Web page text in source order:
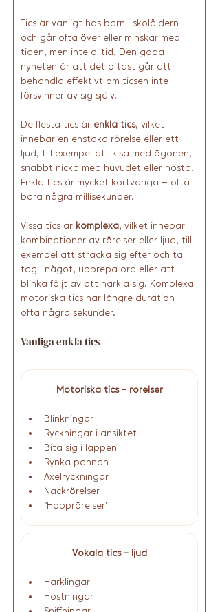
Tics är vanligt hos barn i skolåldern
och går ofta över eller minskar med
tiden, men inte alltid. Den goda
nyheten är att det oftast går att
behandla effektivt om ticsen inte
försvinner av sig själv.
De flesta tics är enkla tics, vilket
innebär en enstaka rörelse eller ett
ljud, till exempel att kisa med ögonen,
snabbt nicka med huvudet eller hosta.
Enkla tics är mycket kortvariga – ofta
bara några millisekunder.
Vissa tics är komplexa, vilket innebär
kombinationer av rörelser eller ljud, till
exempel att sträcka sig efter och ta
tag i något, upprepa ord eller att
blinka följt av att harkla sig. Komplexa
motoriska tics har längre duration –
ofta några sekunder.
Vanliga enkla tics
Motoriska tics - rörelser
Blinkningar
Ryckningar i ansiktet
Bita sig i läppen
Rynka pannan
Axelryckningar
Nackrörelser
“Hopprörelser”
Vokala tics - ljud
Harklingar
Hostningar